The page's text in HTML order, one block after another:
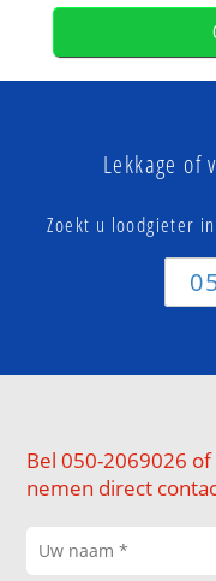
Lekkage of
Zoekt u loodgieter
Bel 050-2069026
nemen direct